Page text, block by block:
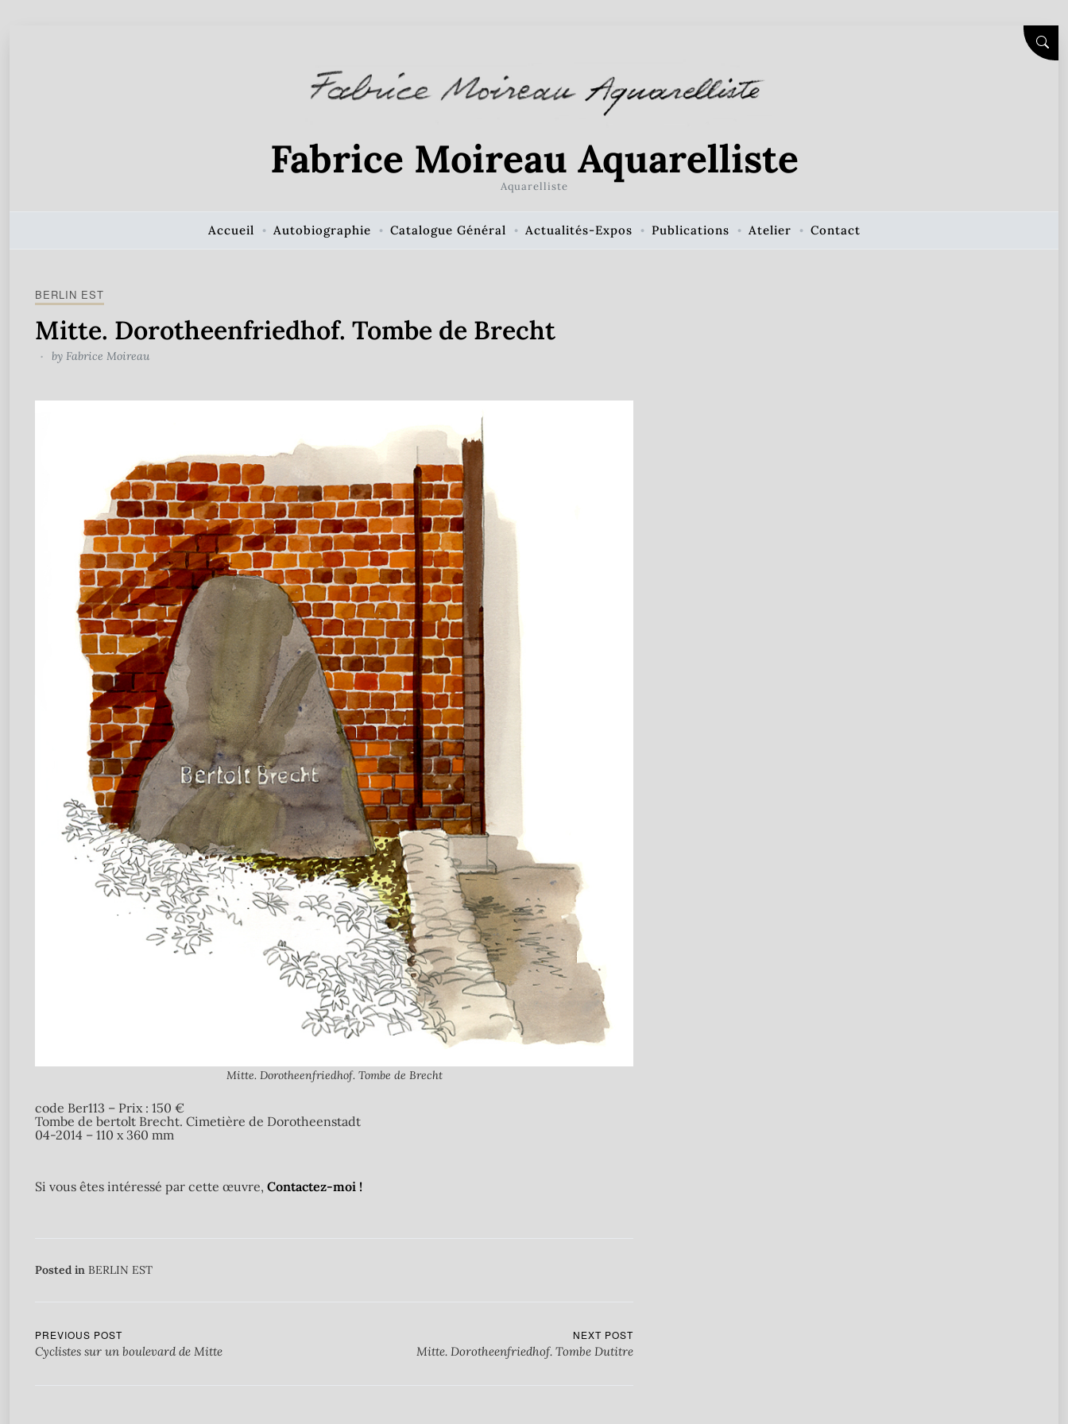
Fabrice Moireau Aquarelliste
Aquarelliste
Accueil Autobiographie Catalogue Général Actualités-Expos Publications Atelier Contact
BERLIN EST
Mitte. Dorotheenfriedhof. Tombe de Brecht
by Fabrice Moireau
Mitte. Dorotheenfriedhof. Tombe de Brecht
code Ber113 – Prix : 150 €
Tombe de bertolt Brecht. Cimetière de Dorotheenstadt
04-2014 – 110 x 360 mm
Si vous êtes intéressé par cette œuvre, Contactez-moi !
Posted in BERLIN EST
PREVIOUS POST
Cyclistes sur un boulevard de Mitte
NEXT POST
Mitte. Dorotheenfriedhof. Tombe Dutitre